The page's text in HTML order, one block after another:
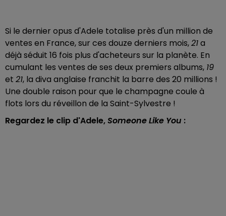
Si le dernier opus d'Adele totalise près d'un million de
ventes en France, sur ces douze derniers mois,21a
déjà séduit 16 fois plus d'acheteurs sur la planète. En
cumulant les ventes de ses deux premiers albums, 19
et 21, la diva anglaise franchit la barre des 20 millions !
Une double raison pour que le champagne coule à
flots lors du réveillon de la Saint-Sylvestre !
Regardez le clip d'Adele,Someone Like You :